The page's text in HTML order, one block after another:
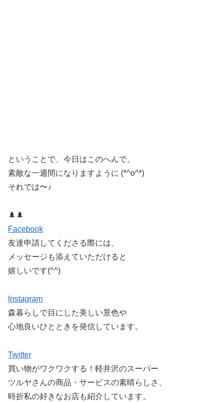
ということで、今日はこのへんで。
素敵な一週間になりますように (*^o^*)
それでは〜♪
🌲🌲
Facebook
友達申請してくださる際には、
メッセージも添えていただけると
嬉しいです(^^)
Instagram
森暮らしで目にした美しい景色や
心地良いひとときを発信しています。
Twitter
買い物がワクワクする！軽井沢のスーパー
ツルヤさんの商品・サービスの素晴らしさ、
時折私の好きなお店も紹介しています。